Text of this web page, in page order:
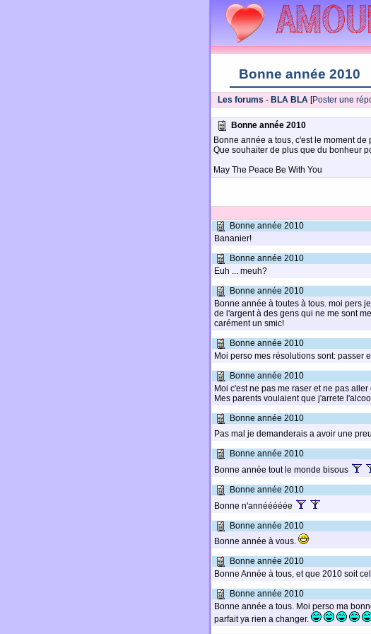
Bonne année 2010
Les forums - BLA BLA [Poster une
Bonne année 2010
Bonne année a tous, c'est le moment
Que souhaiter de plus que du bonheur
May The Peace Be With You
Bonne année 2010
Bananier!
Bonne année 2010
Euh ... meuh?
Bonne année 2010
Bonne année à toutes à tous. moi pers
de l'argent à des gens qui ne me sont
carément un smic!
Bonne année 2010
Moi perso mes résolutions sont: passer
Bonne année 2010
Moi c'est ne pas me raser et ne pas
Mes parents voulaient que j'arrete
Bonne année 2010
Pas mal je demanderais a avoir une
Bonne année 2010
Bonne année tout le monde bisous
Bonne année 2010
Bonne n'annééééée
Bonne année 2010
Bonne année à vous.
Bonne année 2010
Bonne Année à tous, et que 2010 soit
Bonne année 2010
Bonne année a tous. Moi perso ma
parfait ya rien a changer.